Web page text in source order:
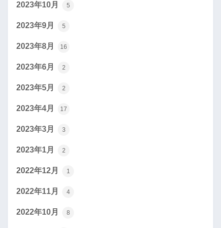
2023年10月 5
2023年9月 5
2023年8月 16
2023年6月 2
2023年5月 2
2023年4月 17
2023年3月 3
2023年1月 2
2022年12月 1
2022年11月 4
2022年10月 8